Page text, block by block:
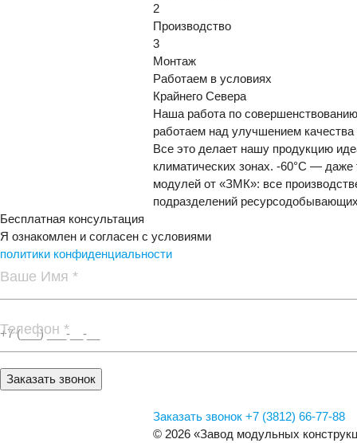
2
Производство
3
Монтаж
Работаем в условиях
Крайнего Севера
Наша работа по
работаем над улучшением
Все это делает нашу продукцию
климатических зонах. -60°С — даже
модулей от «ЗМК»: все
подразделений
Бесплатная консультация
Я ознакомлен и согласен с условиями
политики конфиденциальности
Ваше Имя *
Телефон *
Заказать звонок
Заказать звонок +7 (3812) 66-77-88
© 2026 «Завод модульных